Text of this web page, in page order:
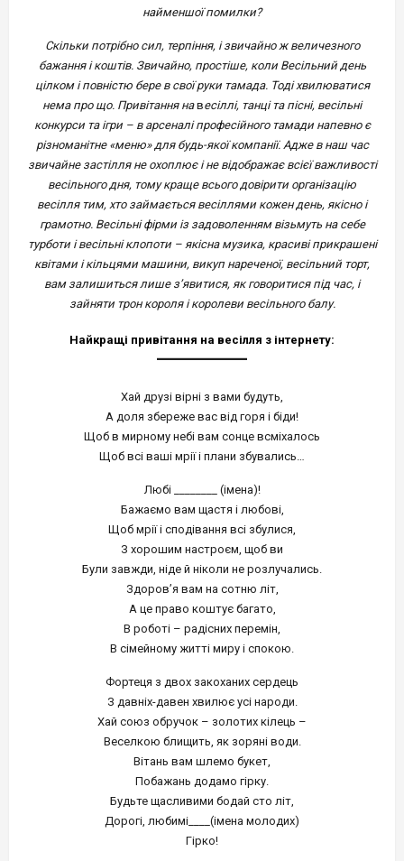
найменшої помилки?
Скільки потрібно сил, терпіння, і звичайно ж величезного
бажання і коштів. Звичайно, простіше, коли Весільний день
цілком і повністю бере в свої руки тамада. Тоді хвилюватися
нема про що. Привітання навесіллі, танці та пісні, весільні
конкурси та ігри – в арсеналі професійного тамади напевно є
різноманітне «меню» для будь-якої компанії. Адже в наш час
звичайне застілля не охоплює і не відображає всієї важливості
весільного дня, тому краще всього довірити організацію
весілля тим, хто займається весіллями кожен день, якісно і
грамотно. Весільні фірми із задоволенням візьмуть на себе
турботи і весільні клопоти – якісна музика, красиві прикрашені
квітами і кільцями машини, викуп нареченої, весільний торт,
вам залишиться лише з’явитися, як говоритися під час, і
зайняти трон короля і королеви весільного балу.
Найкращі привітання на весілля з інтернету:
Хай друзі вірні з вами будуть,
А доля збереже вас від горя і біди!
Щоб в мирному небі вам сонце всміхалось
Щоб всі ваші мрії і плани збувались…
Любі ________ (імена)!
Бажаємо вам щастя і любові,
Щоб мрії і сподівання всі збулися,
З хорошим настроєм, щоб ви
Були завжди, ніде й ніколи не розлучались.
Здоров’я вам на сотню літ,
А це право коштує багато,
В роботі – радісних перемін,
В сімейному житті миру і спокою.
Фортеця з двох закоханих сердець
З давніх-давен хвилює усі народи.
Хай союз обручок – золотих кілець –
Веселкою блищить, як зоряні води.
Вітань вам шлемо букет,
Побажань додамо гірку.
Будьте щасливими бодай сто літ,
Дорогі, любимі____(імена молодих)
Гірко!